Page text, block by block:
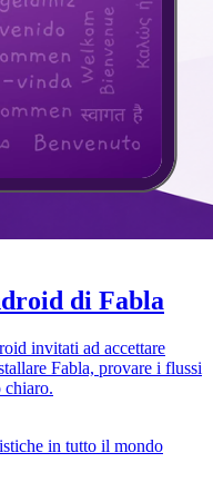
di Fabla
invitati ad accettare
Fabla, provare i flussi
chiaro.
in tutto il mondo